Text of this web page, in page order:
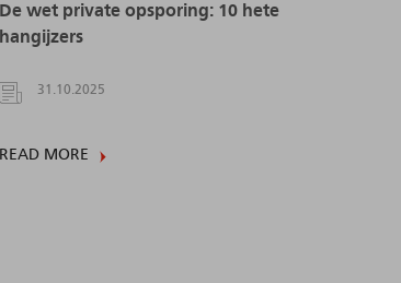
De wet private opsporing: 10 hete
hangijzers
31.10.2025
READ MORE